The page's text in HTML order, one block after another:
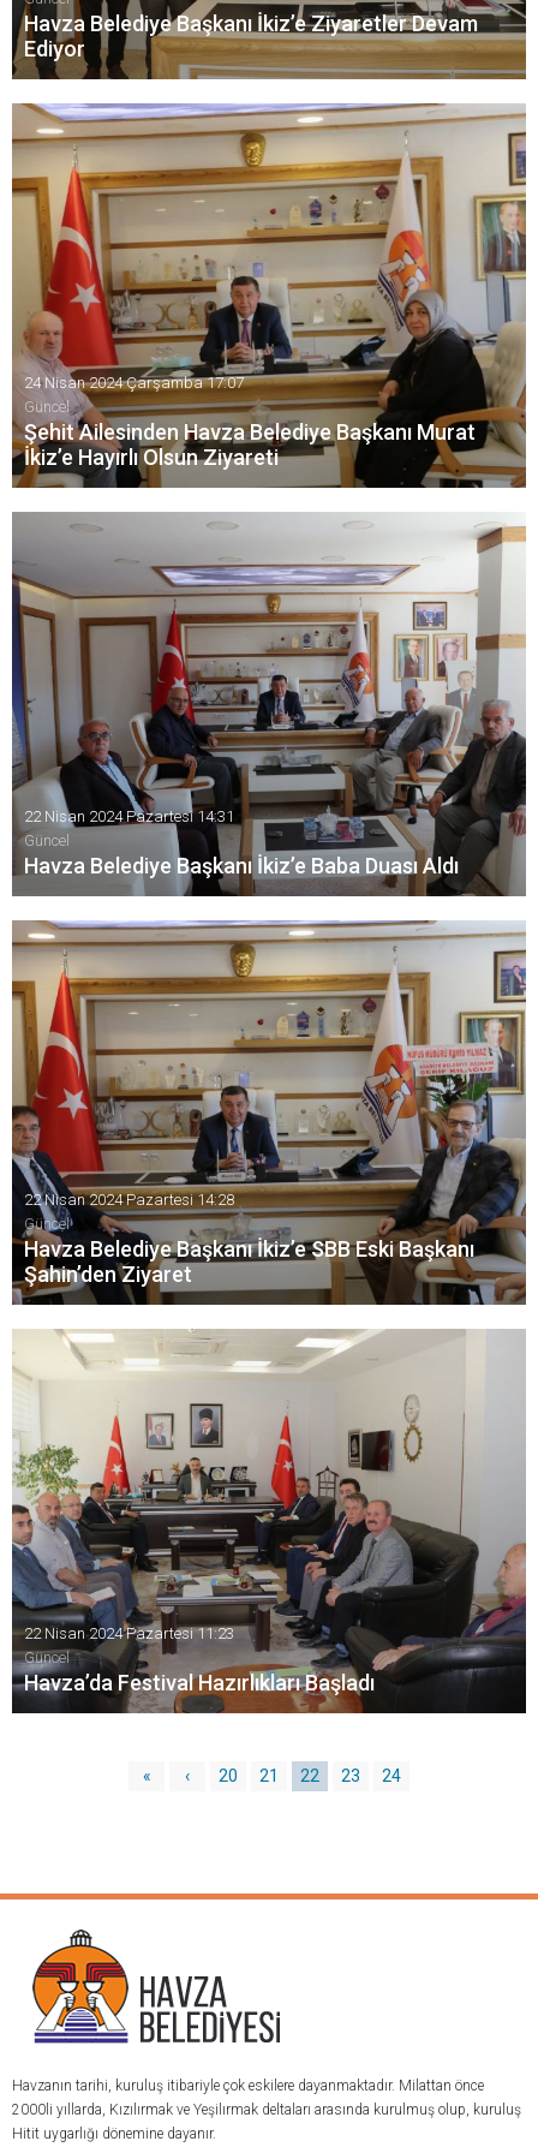
Havza Belediye Başkanı İkiz’e Ziyaretler Devam
Ediyor
CHP heyeti Havza Belediye Başkanı Murat İkiz’i makamında
ziyaret ederek hayırlı olsun temennilerini iletti.
24 Nisan 2024 Çarşamba 17:07
Güncel
Şehit Ailesinden Havza Belediye Başkanı Murat
İkiz’e Hayırlı Olsun Ziyareti
Zeytin Dalı Harekatı'nın da Afrin’de şehit düşen Astsubay
Kıdemli Çavuş Göksu Şafak Şahin’in ailesi Havza Belediye
Başkanı Murat İkiz’i makamında ziyaret ettiler.
22 Nisan 2024 Pazartesi 14:31
Güncel
Havza Belediye Başkanı İkiz’e Baba Duası Aldı
Havza Belediye Başkanı Murat İkiz kendisini makamında
ziyaret eden babasının hayır duasını aldı.
22 Nisan 2024 Pazartesi 14:28
Güncel
Havza Belediye Başkanı İkiz’e SBB Eski Başkanı
Şahin’den Ziyaret
Havza Belediye Başkan Av. Murat İkiz’e destek ziyaretleri
devam ediyor.
22 Nisan 2024 Pazartesi 11:23
Güncel
Havza’da Festival Hazırlıkları Başladı
Havza’da düzenlenen 25 Mayıs Atatürk'ü Anma ve Kutlama
oluşturulan Festival Kutlama Komitesi ilk toplantısını
« ‹ 20 21 22 23 24
Havzanın tarihi, kuruluş itibariyle çok eskilere dayanmaktadır. Milattan önce
2000li yıllarda, Kızılırmak ve Yeşilırmak deltaları arasında kurulmuş olup, kuruluş
Hitit uygarlığı dönemine dayanır.